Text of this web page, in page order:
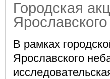
Городская
В рамках
Ярославского